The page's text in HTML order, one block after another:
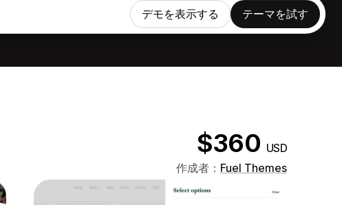
デモを表示する テーマを試す
$360 USD
作成者： Fuel Themes